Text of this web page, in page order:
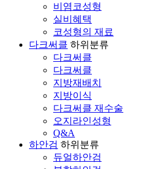
비염코성형
실비혜택
코성형의 재료
다크써클 하위분류
다크써클
다크써클
지방재배치
지방이식
다크써클 재수술
오지라인성형
Q&A
하안검 하위분류
듀얼하안검